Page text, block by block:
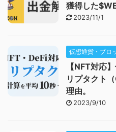
獲得した
2023/11/1
仮想通貨・ブロ
【NFT対応
リプタクト
理由。
2023/9/10